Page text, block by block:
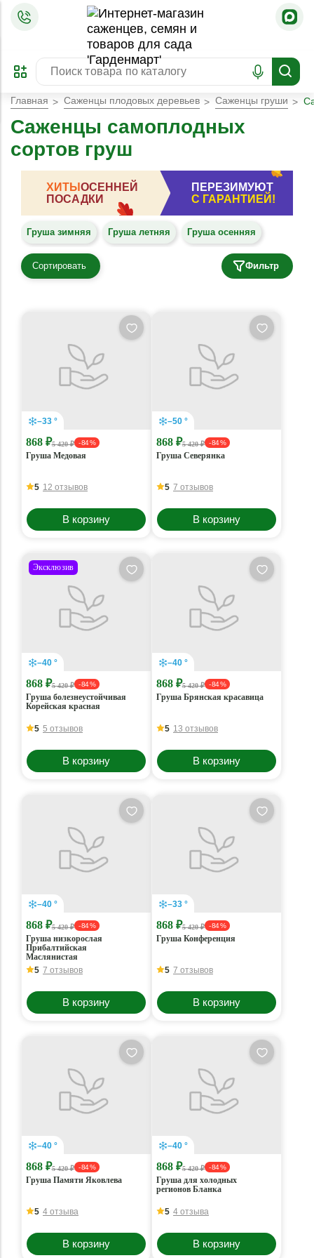
ПРЕДЗАКАЗ
ЗАБРОНИРОВАТЬ
ЛУЧШЕЕ
Главная Саженцы плодовых деревьев Саженцы груши
Саженцы самоплодных
сортов груш
ХИТЫОСЕННЕЙ
ПОСАДКИ
ПЕРЕЗИМУЮТ
С ГАРАНТИЕЙ!
Груша зимняя Груша летняя Груша осенняя
Сортировать Фильтр
–33 °
868 ₽5 420 ₽ - 84 %
Груша Медовая
5 12 отзывов
В корзину
–50 °
868 ₽5 420 ₽ - 84 %
Груша Северянка
5 7 отзывов
В корзину
Эксклюзив
–40 °
868 ₽5 420 ₽ - 84 %
Груша болезнеустойчивая
Корейская красная
5 5 отзывов
В корзину
–40 °
868 ₽5 420 ₽ - 84 %
Груша Брянская красавица
5 13 отзывов
В корзину
–40 °
868 ₽5 420 ₽ - 84 %
Груша низкорослая
Прибалтийская
Маслянистая
5 7 отзывов
В корзину
–33 °
868 ₽5 420 ₽ - 84 %
Груша Конференция
5 7 отзывов
В корзину
–40 °
868 ₽5 420 ₽ - 84 %
Груша Памяти Яковлева
5 4 отзыва
В корзину
–40 °
868 ₽5 420 ₽ - 84 %
Груша для холодных
регионов Бланка
5 4 отзыва
В корзину